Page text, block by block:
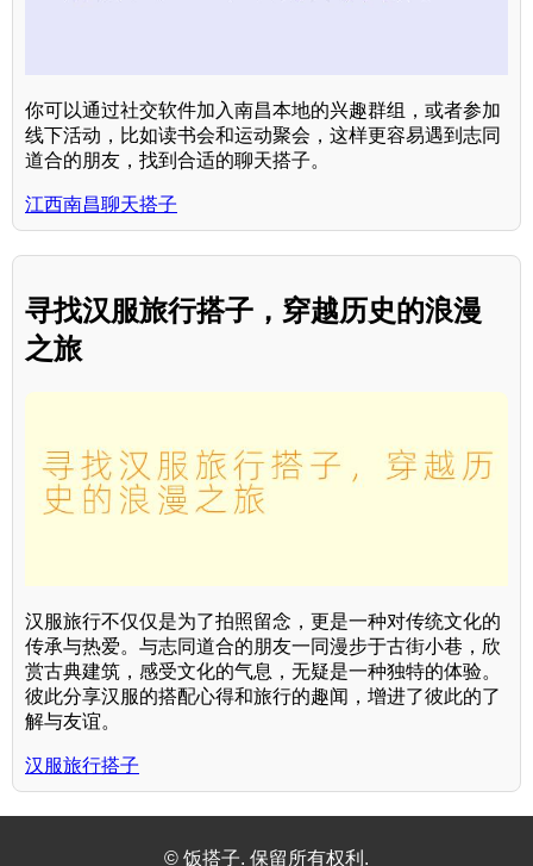
你可以通过社交软件加入南昌本地的兴趣群组，或者参加
线下活动，比如读书会和运动聚会，这样更容易遇到志同
道合的朋友，找到合适的聊天搭子。
江西南昌聊天搭子
寻找汉服旅行搭子，穿越历史的浪漫
之旅
汉服旅行不仅仅是为了拍照留念，更是一种对传统文化的
传承与热爱。与志同道合的朋友一同漫步于古街小巷，欣
赏古典建筑，感受文化的气息，无疑是一种独特的体验。
彼此分享汉服的搭配心得和旅行的趣闻，增进了彼此的了
解与友谊。
汉服旅行搭子
© 饭搭子. 保留所有权利.